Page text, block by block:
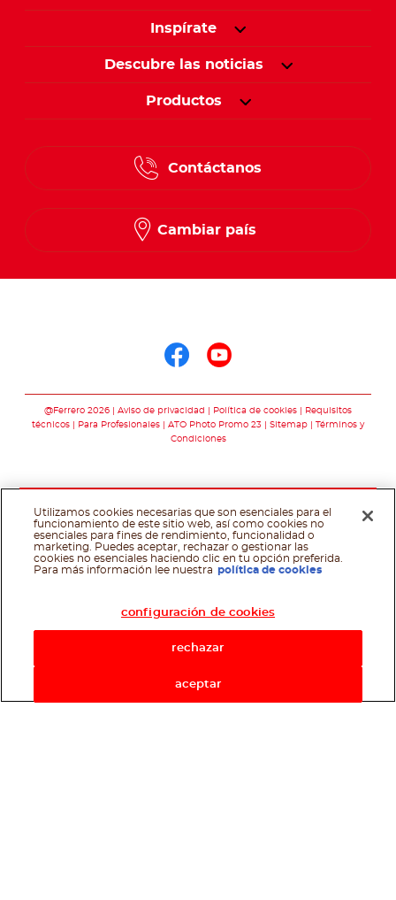
Asistente de recetas
Inspírate
Descubre las noticias
Productos
Contáctanos
Cambiar país
@Ferrero 2026 Aviso de privacidad Política de cookies
Requisitos
técnicos
Para Profesionales ATO Photo Promo 23 Sitemap
Términos y
Condiciones
Utilizamos cookies necesarias que son esenciales para el
funcionamiento de este sitio web, así como cookies no
esenciales para fines de rendimiento, funcionalidad o
marketing. Puedes aceptar, rechazar o gestionar las
cookies no esenciales haciendo clic en tu opción preferida.
Para más información lee nuestra política de cookies
configuración de cookies
rechazar
aceptar